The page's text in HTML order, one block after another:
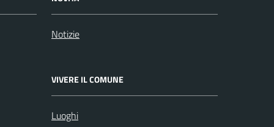
Notizie
VIVERE IL COMUNE
Luoghi